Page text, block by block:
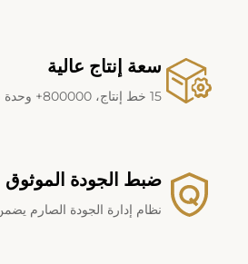
سعة إنتاج عالية
15 خط إنتاج، 800000+ وحدة سنويًا.
ضبط الجودة الموثوق
نظام إدارة الجودة الصارم